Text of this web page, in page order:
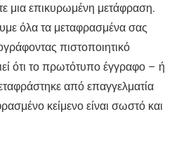
μια επικυρωμένη μετάφραση.
όλα τα μεταφρασμένα σας
πιστοποιητικό
ότι το πρωτότυπο έγγραφο – ή
από επαγγελματία
κείμενο είναι σωστό και